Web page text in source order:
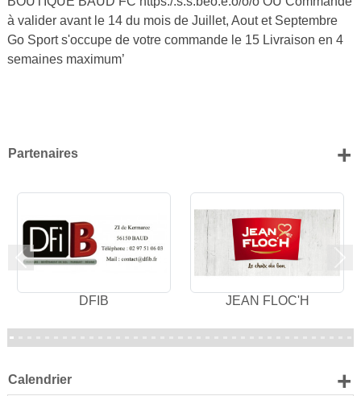
Partenaires
DFIB JEAN FLOC'H
Précedent
+
Calendrier +